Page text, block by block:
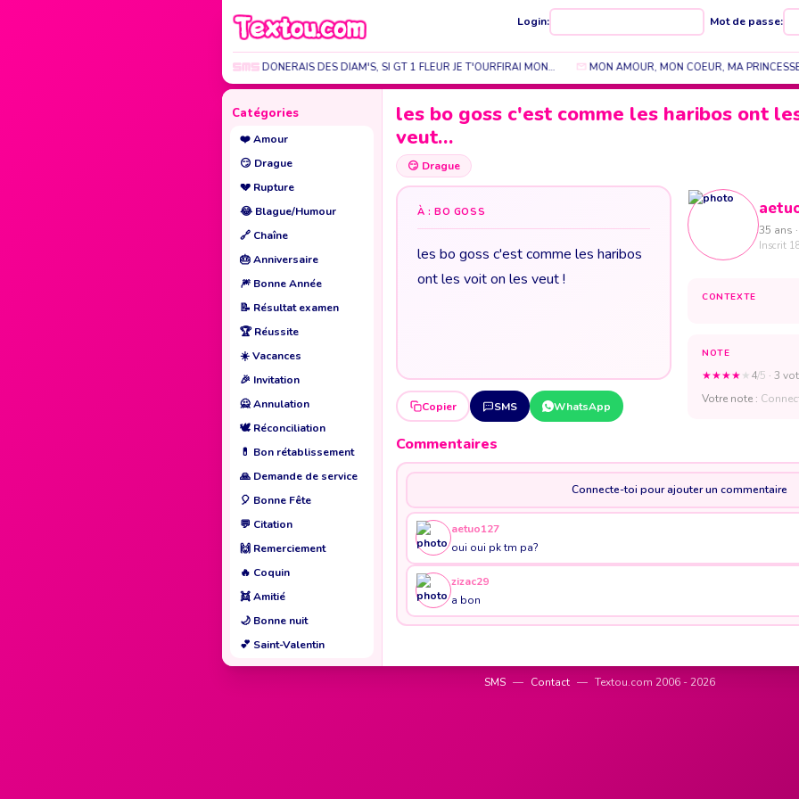
Login: Mot de passe:
SI GT 1 ROI JE TE DONERAIS DES DIAM'S, SI GT 1 FLEUR JE T'OURFIRAI MON… MON AMOUR, MON COEUR, MA
Catégories
❤️Amour
😏 Drague
💔 Rupture
😂 Blague/Humour
🔗 Chaîne
🎂Anniversaire
🎆 Bonne Année
📝 Résultat examen
🏆Réussite
☀️Vacances
🎉 Invitation
🙅Annulation
🕊️ Réconciliation
💊 Bon rétablissement
🙏 Demande de service
🎈 Bonne Fête
💬 Citation
🙌 Remerciement
🔥 Coquin
👯Amitié
🌙 Bonne nuit
💕 Saint-Valentin
les bo goss c'est comme les haribos ont
veut…
😏 Drague
À : BO GOSS
les bo goss c'est comme les haribos
ont les voit on les veut !
Copier SMS WhatsApp
35 ans
Inscrit
CONTEXTE
NOTE
★★★★★4/5 · 3
Votre note :
Commentaires
Connecte-toi pour ajouter un commentaire
aetuo127
oui oui pk tm pa?
zizac29
a bon
SMS — Contact — Textou.com 2006 - 2026